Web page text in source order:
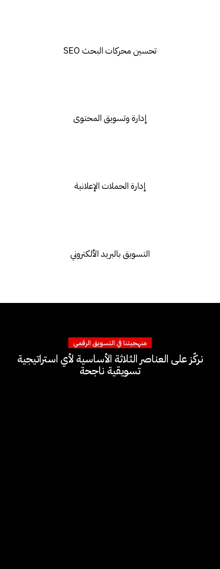
تحسين محركات البحث SEO​
إدارة وتسويق المحتوى​
إدارة الحملات الإعلانية​
التسويق بالبريد الألكتروني​
منهجيتنا في التسويق الرقمي
نركّز على العناصر الثلاثة الأساسية لأي استراتيجية
تسويقية ناجحة